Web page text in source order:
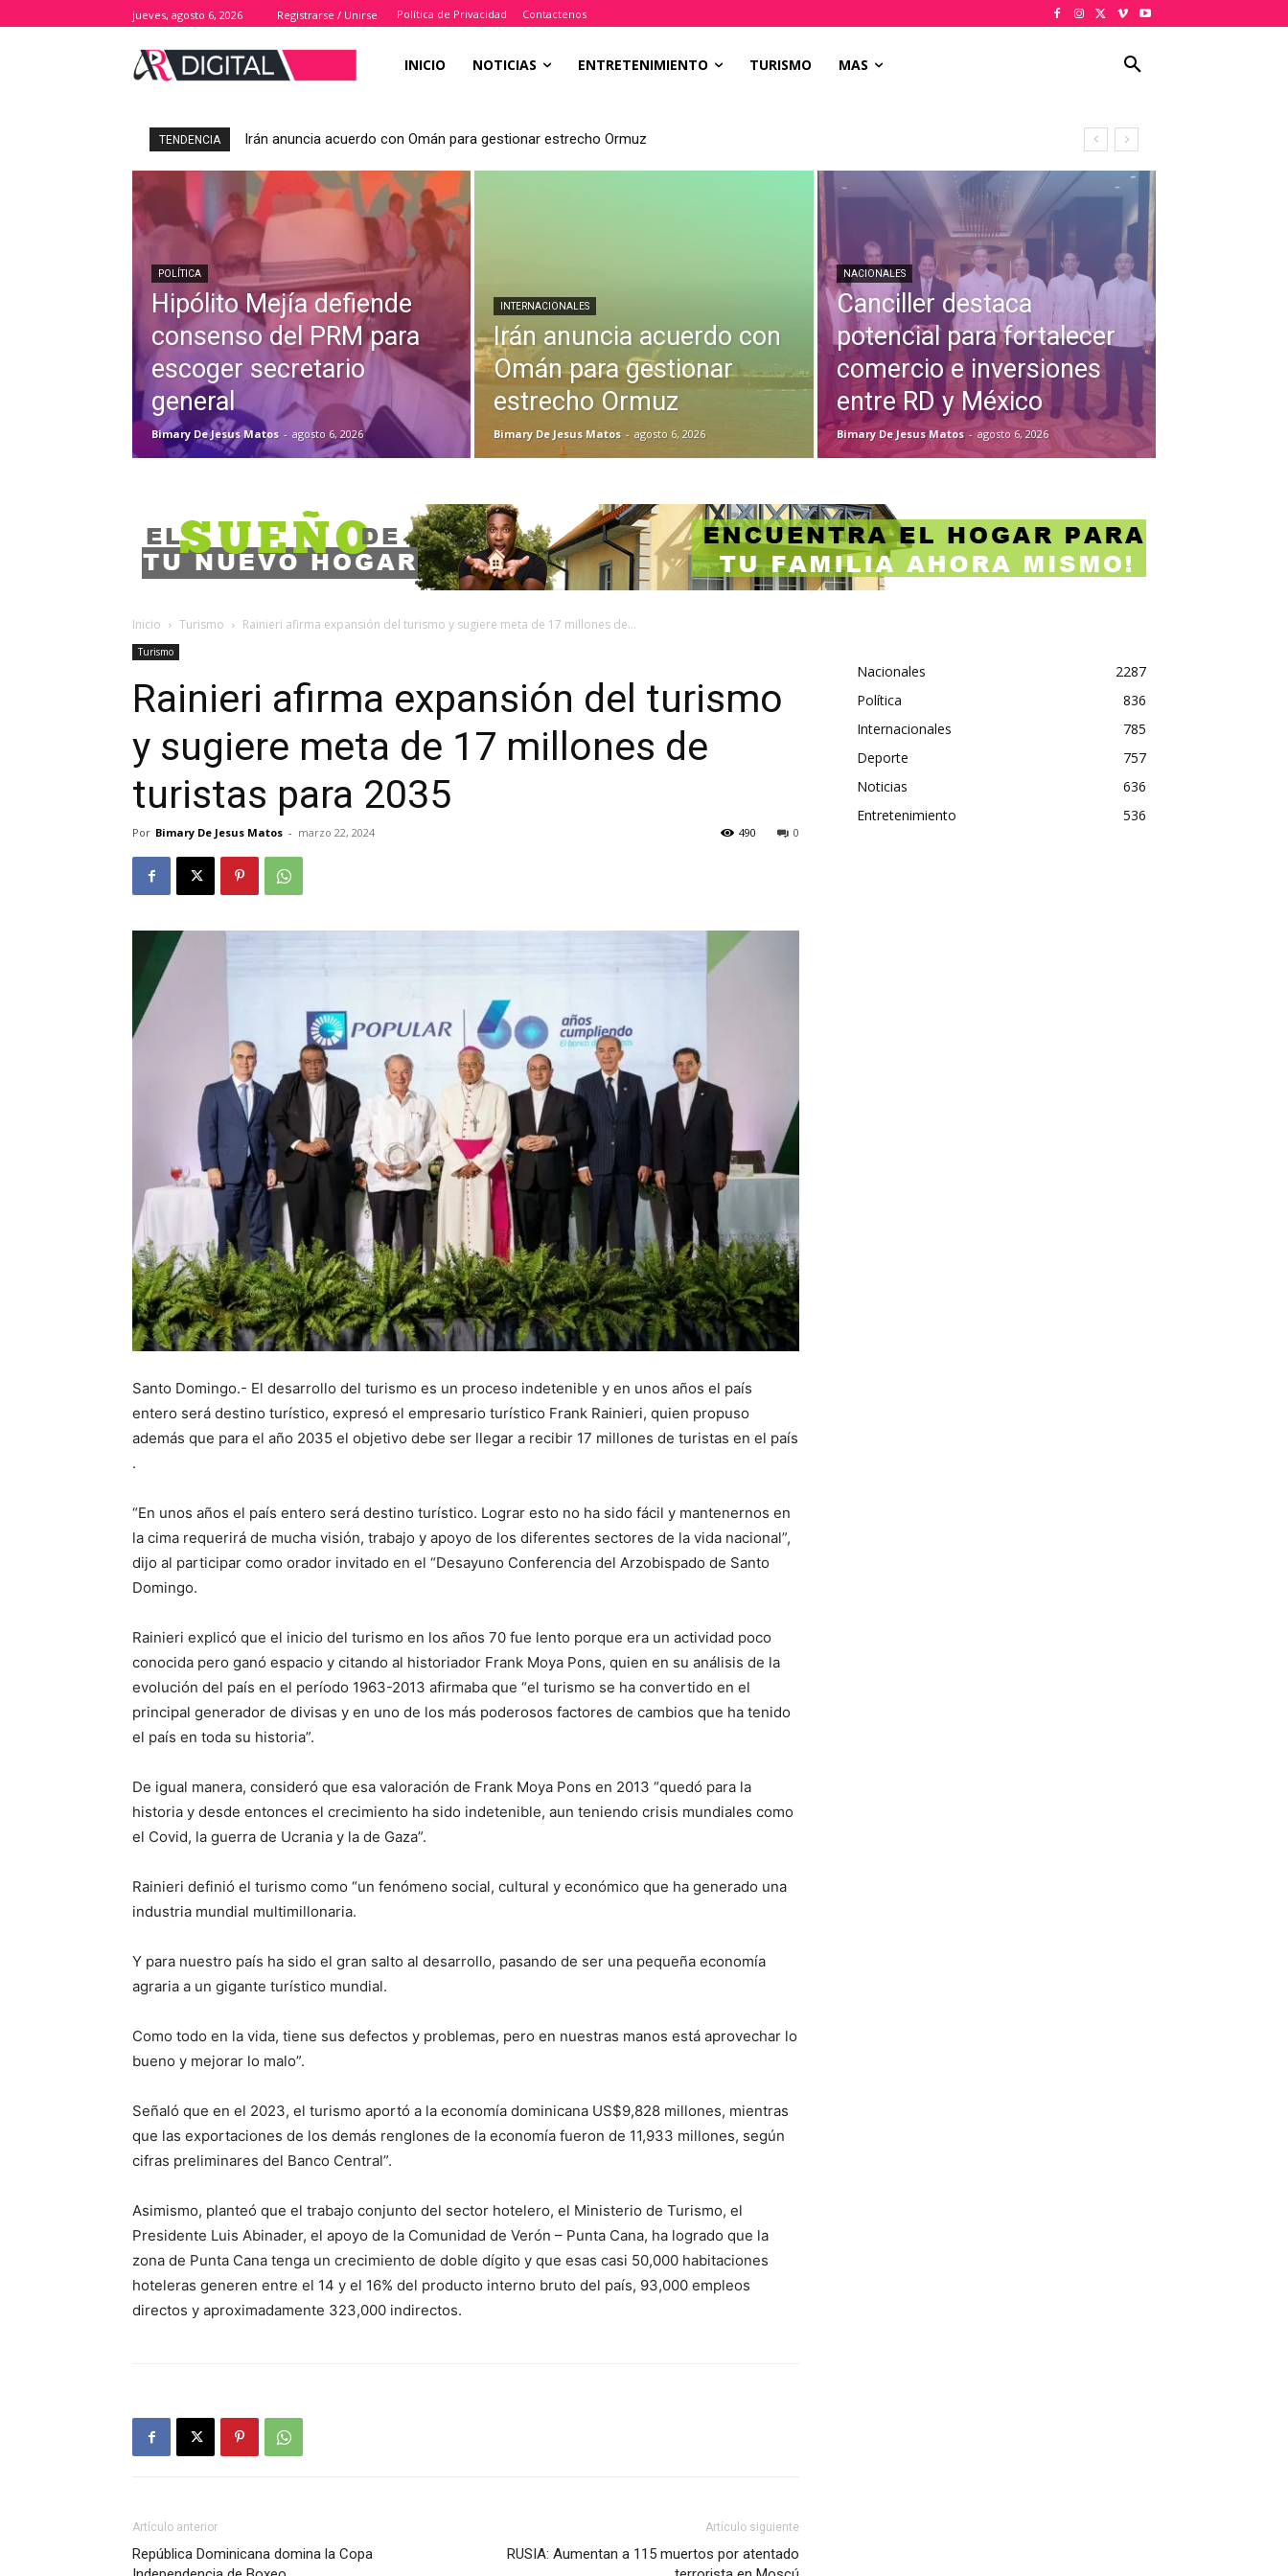
jueves, agosto 6, 2026 Registrarse / Unirse Política de Privacidad Contactenos
INICIO NOTICIAS ENTRETENIMIENTO TURISMO MAS
TENDENCIA Irán anuncia acuerdo con Omán para gestionar estrecho Ormuz
POLÍTICA
Hipólito Mejía defiende
consenso del PRM para
escoger secretario
general
Bimary De Jesus Matos - agosto 6, 2026
INTERNACIONALES
Irán anuncia acuerdo con
Omán para gestionar
estrecho Ormuz
Bimary De Jesus Matos - agosto 6, 2026
NACIONALES
Canciller destaca
potencial para fortalecer
comercio e inversiones
entre RD y México
Bimary De Jesus Matos - agosto 6, 2026
Inicio Turismo Rainieri afirma expansión del turismo y sugiere meta de 17 millones de...
Turismo
Rainieri afirma expansión del turismo
y sugiere meta de 17 millones de
turistas para 2035
Por Bimary De Jesus Matos - marzo 22, 2024 0
490
Santo Domingo.- El desarrollo del turismo es un proceso indetenible y en unos años el país
entero será destino turístico, expresó el empresario turístico Frank Rainieri, quien propuso
además que para el año 2035 el objetivo debe ser llegar a recibir 17 millones de turistas en el país
.
“En unos años el país entero será destino turístico. Lograr esto no ha sido fácil y mantenernos en
la cima requerirá de mucha visión, trabajo y apoyo de los diferentes sectores de la vida nacional”,
dijo al participar como orador invitado en el “Desayuno Conferencia del Arzobispado de Santo
Domingo.
Rainieri explicó que el inicio del turismo en los años 70 fue lento porque era un actividad poco
conocida pero ganó espacio y citando al historiador Frank Moya Pons, quien en su análisis de la
evolución del país en el período 1963-2013 afirmaba que “el turismo se ha convertido en el
principal generador de divisas y en uno de los más poderosos factores de cambios que ha tenido
el país en toda su historia”.
De igual manera, consideró que esa valoración de Frank Moya Pons en 2013 “quedó para la
historia y desde entonces el crecimiento ha sido indetenible, aun teniendo crisis mundiales como
el Covid, la guerra de Ucrania y la de Gaza”.
Rainieri definió el turismo como “un fenómeno social, cultural y económico que ha generado una
industria mundial multimillonaria.
Y para nuestro país ha sido el gran salto al desarrollo, pasando de ser una pequeña economía
agraria a un gigante turístico mundial.
Como todo en la vida, tiene sus defectos y problemas, pero en nuestras manos está aprovechar lo
bueno y mejorar lo malo”.
Señaló que en el 2023, el turismo aportó a la economía dominicana US$9,828 millones, mientras
que las exportaciones de los demás renglones de la economía fueron de 11,933 millones, según
cifras preliminares del Banco Central”.
Asimismo, planteó que el trabajo conjunto del sector hotelero, el Ministerio de Turismo, el
Presidente Luis Abinader, el apoyo de la Comunidad de Verón – Punta Cana, ha logrado que la
zona de Punta Cana tenga un crecimiento de doble dígito y que esas casi 50,000 habitaciones
hoteleras generen entre el 14 y el 16% del producto interno bruto del país, 93,000 empleos
directos y aproximadamente 323,000 indirectos.
Artículo anterior
República Dominicana domina la Copa
Artículo siguiente
RUSIA: Aumentan a 115 muertos por atentado
Nacionales
2287
Política
836
Internacionales
785
Deporte
757
Noticias
636
Entretenimiento
536